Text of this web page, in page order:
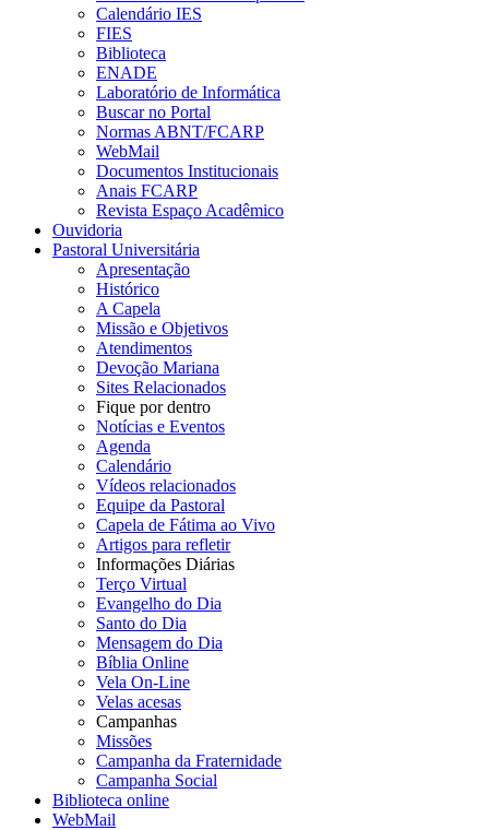
Calendário IES
FIES
Biblioteca
ENADE
Laboratório de Informática
Buscar no Portal
Normas ABNT/FCARP
WebMail
Documentos Institucionais
Anais FCARP
Revista Espaço Acadêmico
Ouvidoria
Pastoral Universitária
Apresentação
Histórico
A Capela
Missão e Objetivos
Atendimentos
Devoção Mariana
Sites Relacionados
Fique por dentro
Notícias e Eventos
Agenda
Calendário
Vídeos relacionados
Equipe da Pastoral
Capela de Fátima ao Vivo
Artigos para refletir
Informações Diárias
Terço Virtual
Evangelho do Dia
Santo do Dia
Mensagem do Dia
Bíblia Online
Vela On-Line
Velas acesas
Campanhas
Missões
Campanha da Fraternidade
Campanha Social
Biblioteca online
WebMail